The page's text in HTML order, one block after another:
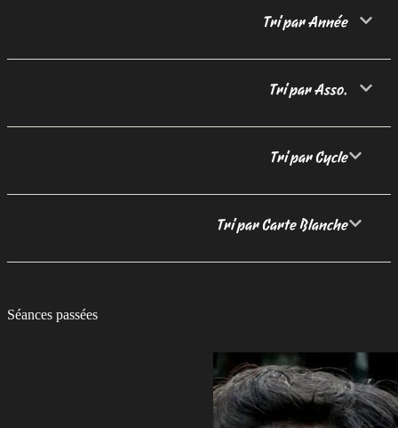
Tri par Année
Tri par Asso.
Tri par Cycle
Tri par Carte Blanche
Séances passées